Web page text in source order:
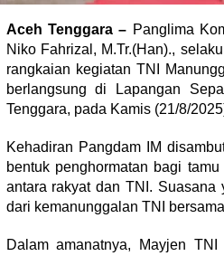
Aceh Tenggara – Panglima
Niko Fahrizal, M.Tr.(Han).,
rangkaian kegiatan TNI
berlangsung di Lapangan
Tenggara, pada Kamis (21/8/
Kehadiran Pangdam IM
bentuk penghormatan bagi
antara rakyat dan TNI. Suasana
dari kemanunggalan TNI
Dalam amanatnya, Mayjen